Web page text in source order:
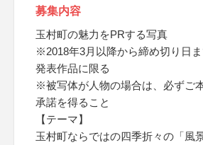
募集内容
玉村町の魅力をPRする写真
※2018年3月以降から締め切り日
発表作品に限る
※被写体が人物の場合は、必ずご
承諾を得ること
【テーマ】
玉村町ならではの四季折々の「風